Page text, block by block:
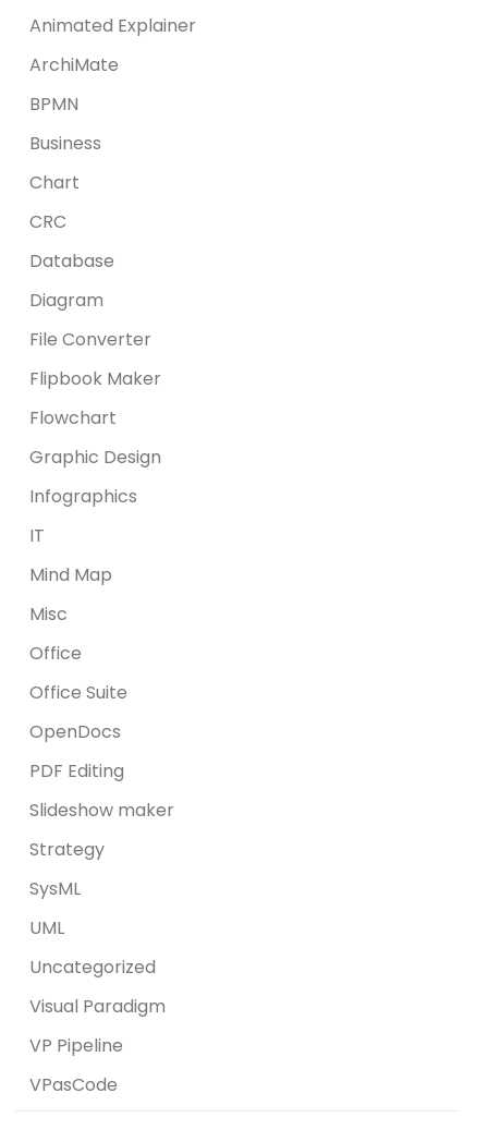
Animated Explainer
ArchiMate
BPMN
Business
Chart
CRC
Database
Diagram
File Converter
Flipbook Maker
Flowchart
Graphic Design
Infographics
IT
Mind Map
Misc
Office
Office Suite
OpenDocs
PDF Editing
Slideshow maker
Strategy
SysML
UML
Uncategorized
Visual Paradigm
VP Pipeline
VPasCode